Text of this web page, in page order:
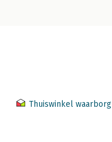
Thuiswinkel waarborg